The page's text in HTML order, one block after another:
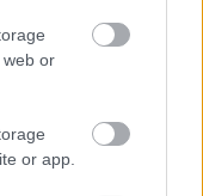
web or
or app.
Alpok felé venni
házak a
kisvárosban
amit 1934-
a hírhedt
ki.